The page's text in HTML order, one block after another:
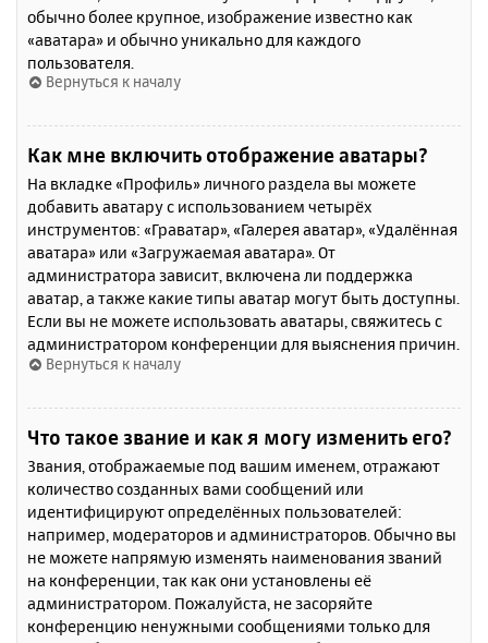
обычно более крупное, изображение известно как
«аватара» и обычно уникально для каждого
пользователя.
Вернуться к началу
Как мне включить отображение аватары?
На вкладке «Профиль» личного раздела вы можете
добавить аватару с использованием четырёх
инструментов: «Граватар», «Галерея аватар», «Удалённая
аватара» или «Загружаемая аватара». От
администратора зависит, включена ли поддержка
аватар, а также какие типы аватар могут быть доступны.
Если вы не можете использовать аватары, свяжитесь с
администратором конференции для выяснения причин.
Вернуться к началу
Что такое звание и как я могу изменить его?
Звания, отображаемые под вашим именем, отражают
количество созданных вами сообщений или
идентифицируют определённых пользователей:
например, модераторов и администраторов. Обычно вы
не можете напрямую изменять наименования званий
на конференции, так как они установлены её
администратором. Пожалуйста, не засоряйте
конференцию ненужными сообщениями только для